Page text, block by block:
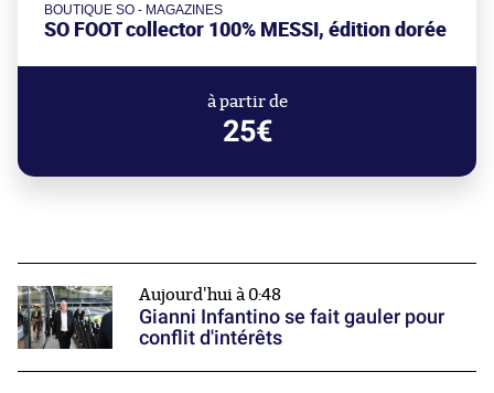
BOUTIQUE SO - MAGAZINES
SO FOOT collector 100% MESSI, édition dorée
à partir de
25€
Aujourd'hui à 0:48
Gianni Infantino se fait gauler pour
conflit d'intérêts